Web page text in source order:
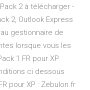
2 à télécharger -
2, Outlook Express
gestionnaire de
lorsque vous les
1 FR pour XP
ci dessous
pour XP : Zebulon.fr